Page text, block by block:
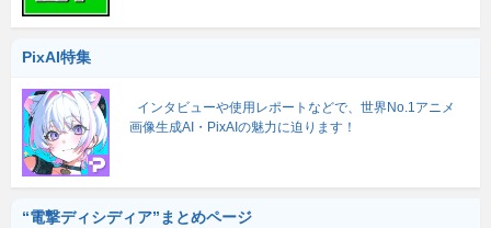
PixAI特集
インタビューや使用レポートなどで、世界No.1アニメ
画像生成AI・PixAIの魅力に迫ります！
“電撃ディシディア”まとめページ